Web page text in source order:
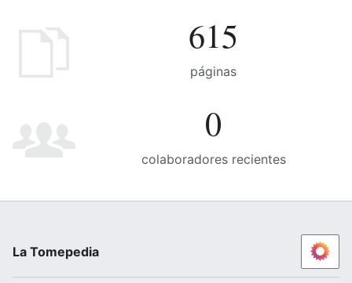
615
páginas
0
colaboradores recientes
La Tomepedia